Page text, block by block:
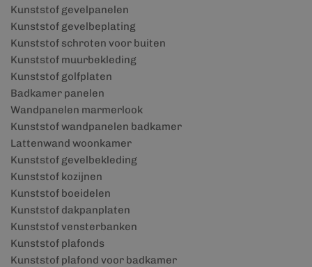
Kunststof gevelpanelen
Kunststof gevelbeplating
Kunststof schroten voor buiten
Kunststof muurbekleding
Kunststof golfplaten
Badkamer panelen
Wandpanelen marmerlook
Kunststof wandpanelen badkamer
Lattenwand woonkamer
Kunststof gevelbekleding
Kunststof kozijnen
Kunststof boeidelen
Kunststof dakpanplaten
Kunststof vensterbanken
Kunststof plafonds
Kunststof plafond voor badkamer